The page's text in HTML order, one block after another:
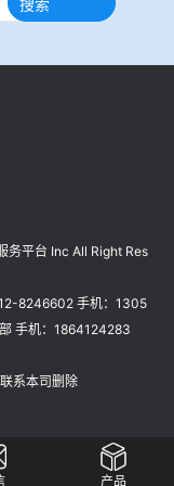
务平台 Inc All Right Res
8246602 手机：1305
手机：1864124283
时联系本司删除
产品